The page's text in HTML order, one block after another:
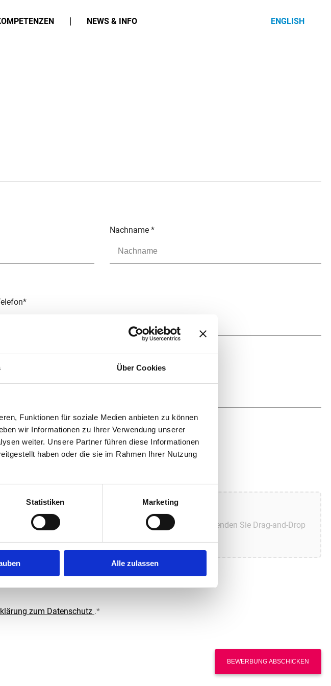
Über Cookies
Funktionen für soziale Medien anbieten zu können
wir Informationen zu Ihrer Verwendung unserer
weiter. Unsere Partner führen diese Informationen
haben oder die sie im Rahmen Ihrer Nutzung
Statistiken Marketing
Alle zulassen
NEWS & INFO ENGLISH
Nachname *
*
Gehalt
20 MB).
Klicken Sie, um mehrere Dateien auszuwählen, oder verwenden Sie Drag-and-Drop
zum Datenschutz .*
BEWERBUNG ABSCHICKEN
KOPIEREN